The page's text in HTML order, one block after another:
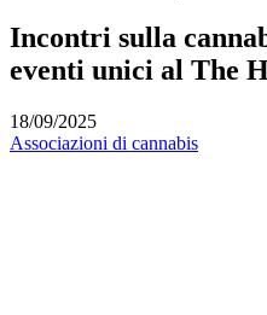
Incontri sulla
eventi unici al The
18/09/2025
Associazioni di cannabis